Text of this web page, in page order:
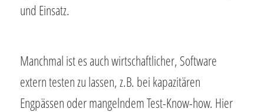
und Einsatz.
Manchmal ist es auch wirtschaftlicher, Software
extern testen zu lassen, z.B. bei kapazitären
Engpässen oder mangelndem Test-Know-how. Hier